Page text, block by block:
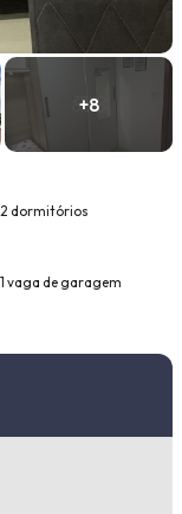
ou +
2 dormitórios
1 vaga de garagem